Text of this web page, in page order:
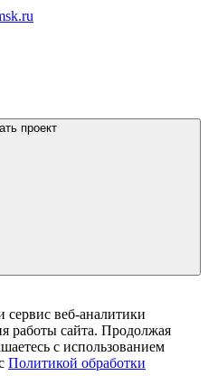
проект
веб-аналитики
работы сайта. Продолжая
с использованием
Политикой обработки